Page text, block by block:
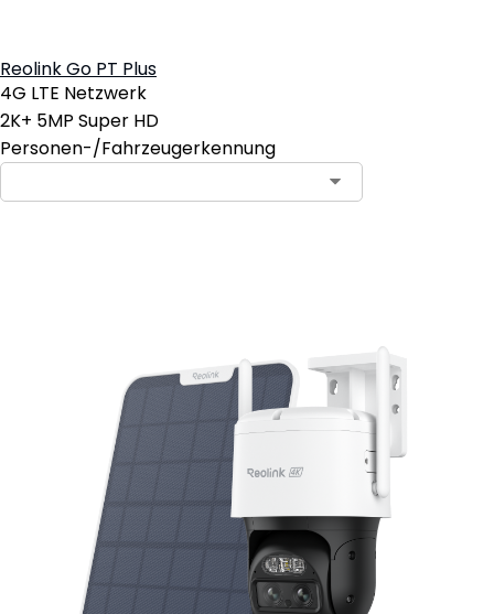
Reolink Go PT Plus
4G LTE Netzwerk
2K+ 5MP Super HD
Personen-/Fahrzeugerkennung